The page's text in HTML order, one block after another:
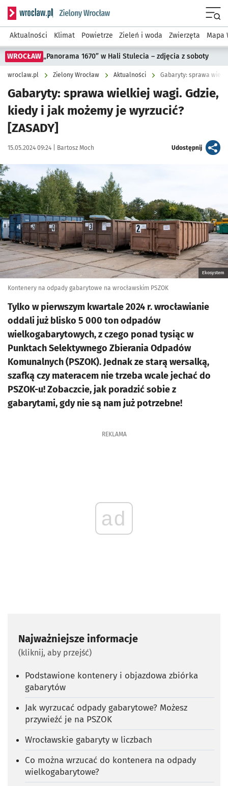
Serwis informacyjny wroclaw.pl podserwis: Środowisko we
Aktualności Klimat Powietrze Zieleń i woda Zwierzęta Mapa
WROCŁAW „Panorama 1670” w Hali Stulecia – zdjęcia z soboty
wroclaw.pl Zielony Wrocław Aktualności Gabaryty: sprawa
Gabaryty: sprawa wielkiej wagi. Gdzie,
kiedy i jak możemy je wyrzucić?
[ZASADY]
Data publikacji:
15.05.2024 09:24 | Autor:
Bartosz Moch Udostępnijartykuł
Kliknij, aby powiększyć
Ekosystem
Kontenery na odpady gabarytowe na wrocławskim PSZOK
Tylko w pierwszym kwartale 2024 r. wrocławianie
oddali już blisko 5 000 ton odpadów
wielkogabarytowych, z czego ponad tysiąc w
Punktach Selektywnego Zbierania Odpadów
Komunalnych (PSZOK). Jednak ze starą wersalką,
szafką czy materacem nie trzeba wcale jechać do
PSZOK-u! Zobaczcie, jak poradzić sobie z
gabarytami, gdy nie są nam już potrzebne!
REKLAMA
ad
Najważniejsze informacje
(kliknij, aby przejść)
Podstawione kontenery i objazdowa zbiórka
gabarytów
Jak wyrzucać odpady gabarytowe? Możesz
przywieźć je na PSZOK
Wrocławskie gabaryty w liczbach
Co można wrzucać do kontenera na odpady
wielkogabarytowe?